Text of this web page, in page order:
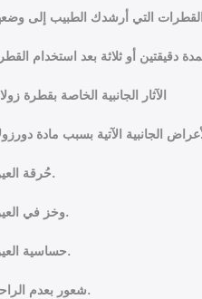
الآثار الجانبية الخاصة بقطرة
حُرقة العين.
وخز في العين.
حساسية العين.
شعور بعدم الراحة.